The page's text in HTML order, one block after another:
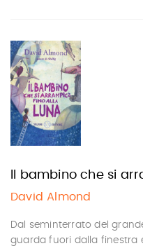
Il bambino che si
David Almond
Dal seminterrato del
guarda fuori dalla finestra